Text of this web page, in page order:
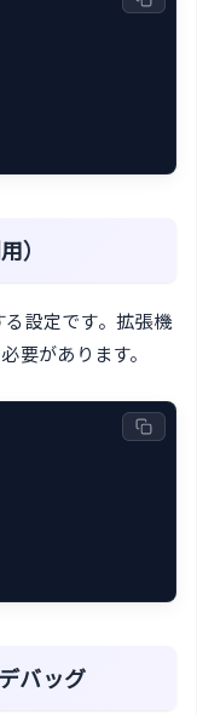
）
設定です。拡張機
要があります。
バッグ